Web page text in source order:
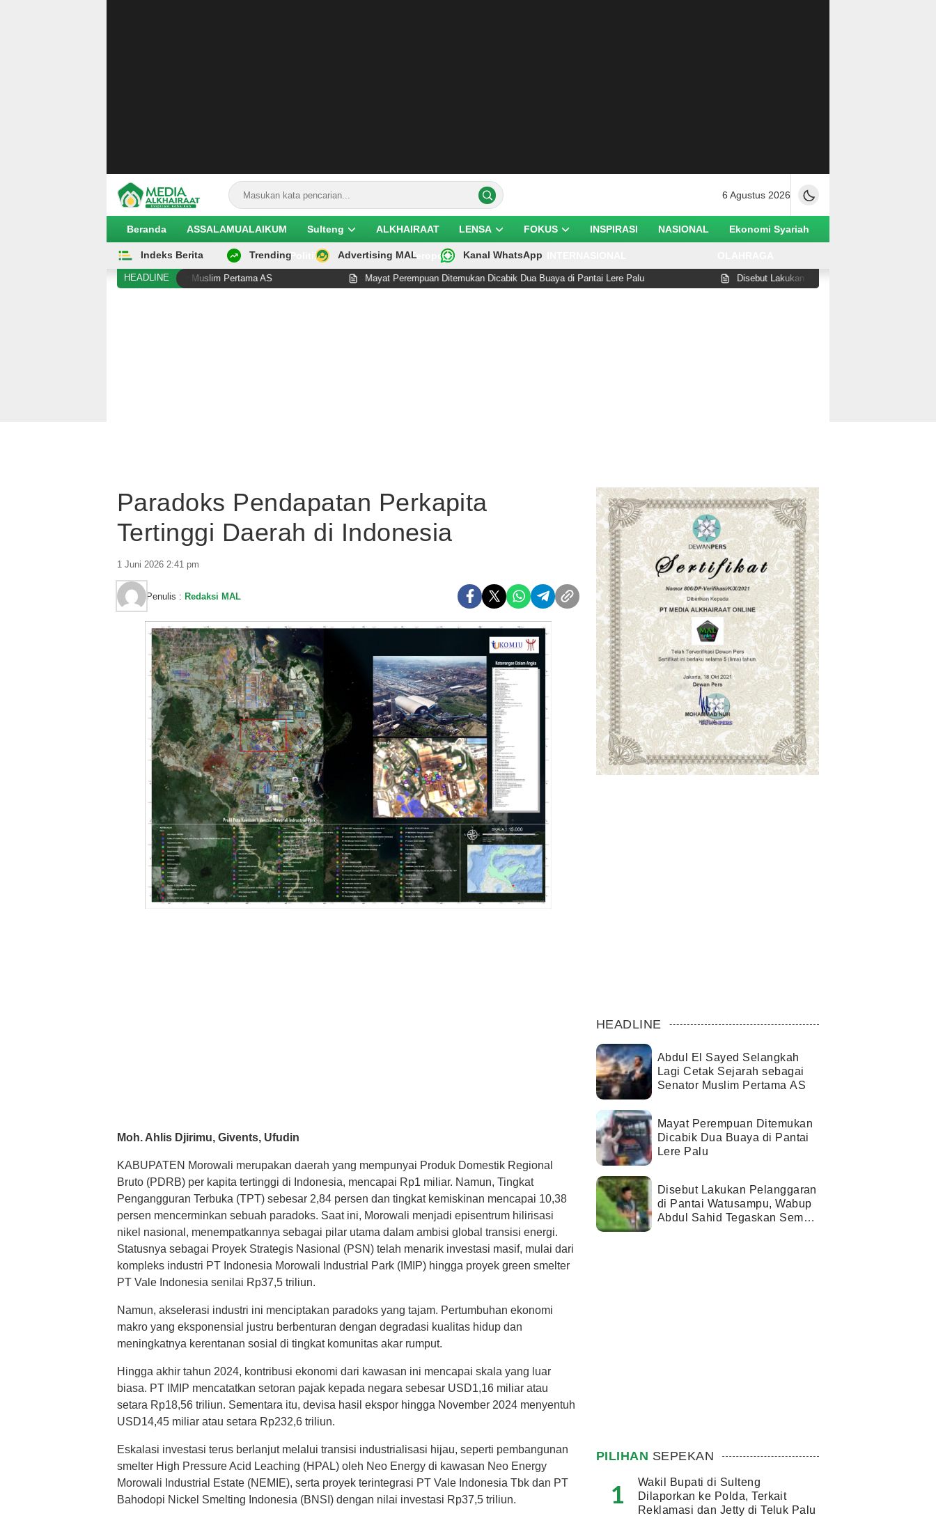
6 Agustus 2026
Beranda ASSALAMUALAIKUM Sulteng ALKHAIRAAT LENSA FOKUS INSPIRASI NASIONAL Ekonomi Syariah
EKOBIS Politik Teropong
Indeks Berita Trending Advertising MAL Kanal WhatsApp
HEADLINE
Cetak Sejarah sebagai Senator Muslim Pertama AS Mayat Perempuan Ditemukan Dicabik Dua Buaya di Pantai Lere Palu Disebut Lakukan Pelanggaran di Pantai Watusampu,
Paradoks Pendapatan Perkapita
Tertinggi Daerah di Indonesia
1 Juni 2026 2:41 pm
Penulis : Redaksi MAL
Moh. Ahlis Djirimu, Givents, Ufudin
KABUPATEN Morowali merupakan daerah yang mempunyai Produk Domestik Regional
Bruto (PDRB) per kapita tertinggi di Indonesia, mencapai Rp1 miliar. Namun, Tingkat
Pengangguran Terbuka (TPT) sebesar 2,84 persen dan tingkat kemiskinan mencapai 10,38
persen mencerminkan sebuah paradoks. Saat ini, Morowali menjadi episentrum hilirisasi
nikel nasional, menempatkannya sebagai pilar utama dalam ambisi global transisi energi.
Statusnya sebagai Proyek Strategis Nasional (PSN) telah menarik investasi masif, mulai dari
kompleks industri PT Indonesia Morowali Industrial Park (IMIP) hingga proyek green smelter
PT Vale Indonesia senilai Rp37,5 triliun.
Namun, akselerasi industri ini menciptakan paradoks yang tajam. Pertumbuhan ekonomi
makro yang eksponensial justru berbenturan dengan degradasi kualitas hidup dan
meningkatnya kerentanan sosial di tingkat komunitas akar rumput.
Hingga akhir tahun 2024, kontribusi ekonomi dari kawasan ini mencapai skala yang luar
biasa. PT IMIP mencatatkan setoran pajak kepada negara sebesar USD1,16 miliar atau
setara Rp18,56 triliun. Sementara itu, devisa hasil ekspor hingga November 2024 menyentuh
USD14,45 miliar atau setara Rp232,6 triliun.
Eskalasi investasi terus berlanjut melalui transisi industrialisasi hijau, seperti pembangunan
smelter High Pressure Acid Leaching (HPAL) oleh Neo Energy di kawasan Neo Energy
Morowali Industrial Estate (NEMIE), serta proyek terintegrasi PT Vale Indonesia Tbk dan PT
Bahodopi Nickel Smelting Indonesia (BNSI) dengan nilai investasi Rp37,5 triliun.
HEADLINE
Abdul El Sayed Selangkah
Lagi Cetak Sejarah sebagai
Senator Muslim Pertama AS
Mayat Perempuan Ditemukan
Dicabik Dua Buaya di Pantai
Lere Palu
Disebut Lakukan Pelanggaran
di Pantai Watusampu, Wabup
Abdul Sahid Tegaskan Semua
PILIHAN SEPEKAN
1
Wakil Bupati di Sulteng
Dilaporkan ke Polda, Terkait
Reklamasi dan Jetty di Teluk Palu